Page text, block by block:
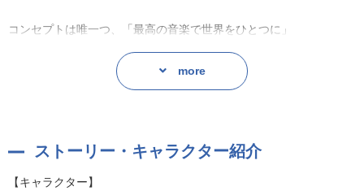
コンセプトは唯一つ、「最高の音楽で世界をひとつに」
すべてに恵まれた上級層によるバンド『ESMERALDA』
上級層に仕えながら二人の世界を歩む中級層の兄弟によるバンド
more
ストーリー・キャラクター紹介
【キャラクター】